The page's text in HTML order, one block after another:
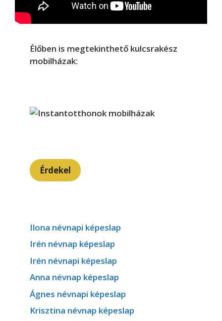
Élőben is megtekinthető kulcsrakész
mobilházak:
Érdekel
Ilona névnapi képeslap
Irén névnap képeslap
Irén névnapi képeslap
Anna névnap képeslap
Ágnes névnapi képeslap
Krisztina névnap képeslap